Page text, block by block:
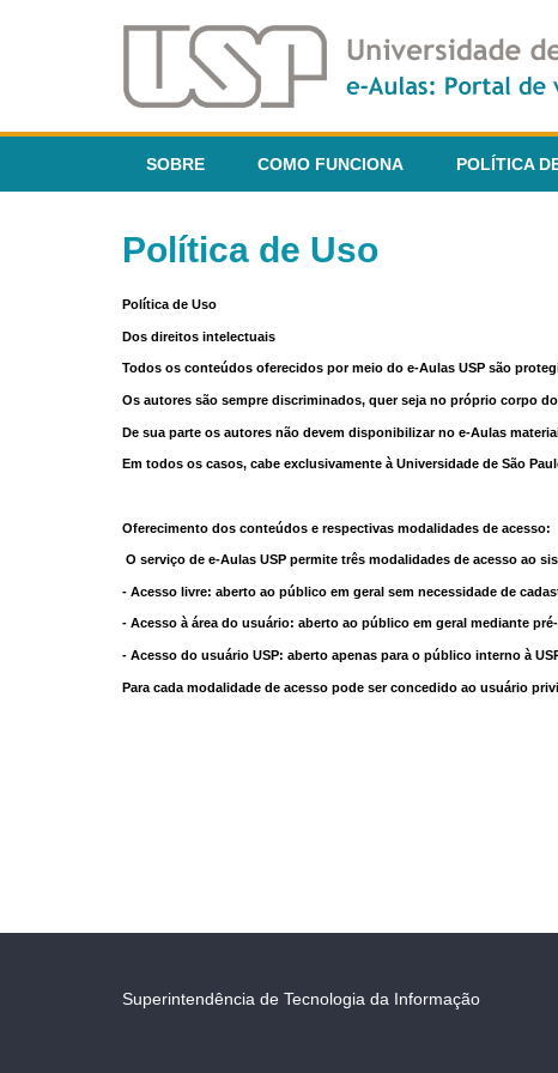
SOBRE COMO FUNCIONA POLÍTICA
Política de Uso
Política de Uso
Dos direitos intelectuais
Todos os conteúdos oferecidos por meio do e-Aulas USP são
Os autores são sempre discriminados, quer seja no próprio corpo
De sua parte os autores não devem disponibilizar no e-Aulas
Em todos os casos, cabe exclusivamente à Universidade de São
Oferecimento dos conteúdos e respectivas modalidades de acesso:
O serviço de e-Aulas USP permite três modalidades de acesso ao
- Acesso livre: aberto ao público em geral sem necessidade de
- Acesso à área do usuário: aberto ao público em geral mediante
- Acesso do usuário USP: aberto apenas para o público interno à
Para cada modalidade de acesso pode ser concedido ao usuário
Superintendência de Tecnologia da Informação